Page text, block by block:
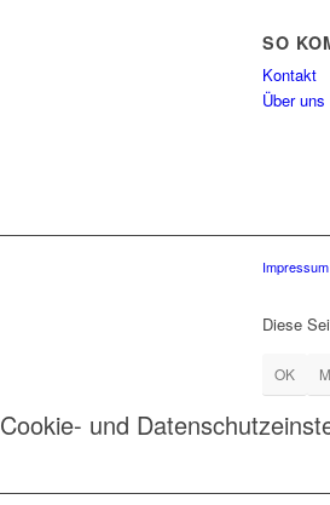
SO
Kontakt
Über uns
Impressum
Diese
OK
Cookie- und